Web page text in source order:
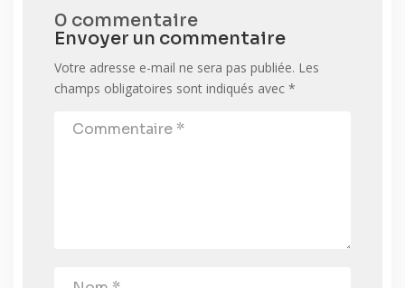
0 commentaire
Envoyer un commentaire
Votre adresse e-mail ne sera pas publiée. Les
champs obligatoires sont indiqués avec *